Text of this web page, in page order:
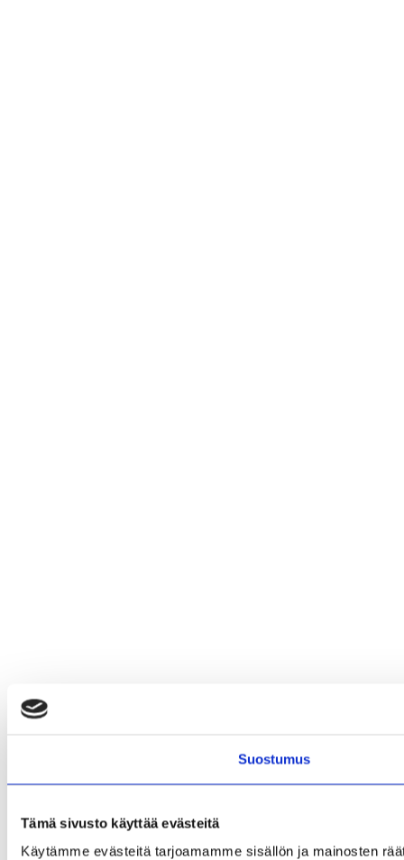
Suostumus
Tämä sivusto käyttää evästeitä
Käytämme evästeitä tarjoamamme sisällön ja mainosten